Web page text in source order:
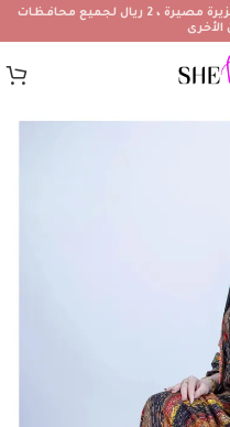
۔3ريالات للشحن إلى محافظة مسندم والجزيرة مصيرة ، 2 ريال لجميع محافظات